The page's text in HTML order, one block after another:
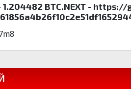
1.204482 BTC.NEXT -